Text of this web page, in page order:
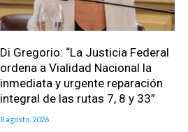
Di Gregorio: “La Justicia Federal
ordena a Vialidad Nacional la
inmediata y urgente reparación
integral de las rutas 7, 8 y 33”
8 agosto, 2026